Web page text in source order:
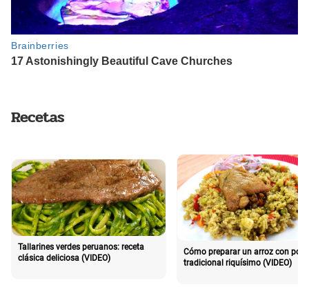
Recetas
Tallarines verdes peruanos: receta
clásica deliciosa (VIDEO)
Cómo preparar un arroz con pollo
tradicional riquísimo (VIDEO)